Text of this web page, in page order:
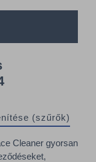
(szűrők)
Cleaner gyorsan